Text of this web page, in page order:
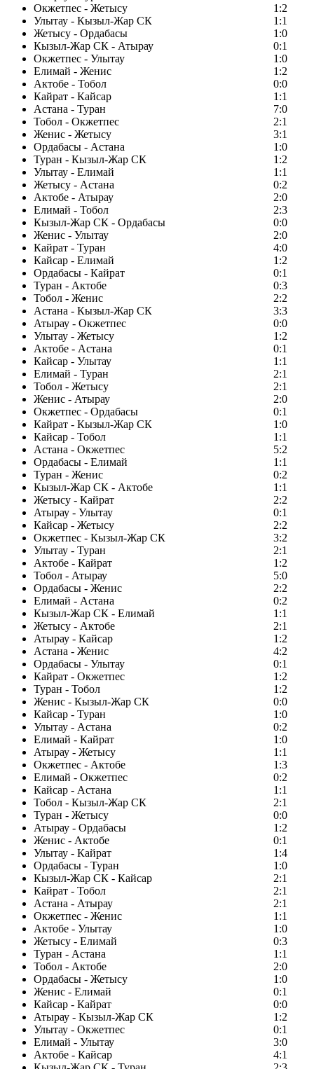
Окжетпес - Жетысу
1:2
Улытау - Кызыл-Жар СК
1:1
Жетысу - Ордабасы
1:0
Кызыл-Жар СК - Атырау
0:1
Окжетпес - Улытау
1:0
Елимай - Женис
1:2
Актобе - Тобол
0:0
Кайрат - Кайсар
1:1
Астана - Туран
7:0
Тобол - Окжетпес
2:1
Женис - Жетысу
3:1
Ордабасы - Астана
1:0
Туран - Кызыл-Жар СК
1:2
Улытау - Елимай
1:1
Жетысу - Астана
0:2
Актобе - Атырау
2:0
Елимай - Тобол
2:3
Кызыл-Жар СК - Ордабасы
0:0
Женис - Улытау
2:0
Кайрат - Туран
4:0
Кайсар - Елимай
1:2
Ордабасы - Кайрат
0:1
Туран - Актобе
0:3
Тобол - Женис
2:2
Астана - Кызыл-Жар СК
3:3
Атырау - Окжетпес
0:0
Улытау - Жетысу
1:2
Актобе - Астана
0:1
Кайсар - Улытау
1:1
Елимай - Туран
2:1
Тобол - Жетысу
2:1
Женис - Атырау
2:0
Окжетпес - Ордабасы
0:1
Кайрат - Кызыл-Жар СК
1:0
Кайсар - Тобол
1:1
Астана - Окжетпес
5:2
Ордабасы - Елимай
1:1
Туран - Женис
0:2
Кызыл-Жар СК - Актобе
1:1
Жетысу - Кайрат
2:2
Атырау - Улытау
0:1
Кайсар - Жетысу
2:2
Окжетпес - Кызыл-Жар СК
3:2
Улытау - Туран
2:1
Актобе - Кайрат
1:2
Тобол - Атырау
5:0
Ордабасы - Женис
2:2
Елимай - Астана
0:2
Кызыл-Жар СК - Елимай
1:1
Жетысу - Актобе
2:1
Атырау - Кайсар
1:2
Астана - Женис
4:2
Ордабасы - Улытау
0:1
Кайрат - Окжетпес
1:2
Туран - Тобол
1:2
Женис - Кызыл-Жар СК
0:0
Кайсар - Туран
1:0
Улытау - Астана
0:2
Елимай - Кайрат
1:0
Атырау - Жетысу
1:1
Окжетпес - Актобе
1:3
Елимай - Окжетпес
0:2
Кайсар - Астана
1:1
Тобол - Кызыл-Жар СК
2:1
Туран - Жетысу
0:0
Атырау - Ордабасы
1:2
Женис - Актобе
0:1
Улытау - Кайрат
1:4
Ордабасы - Туран
1:0
Кызыл-Жар СК - Кайсар
2:1
Кайрат - Тобол
2:1
Астана - Атырау
2:1
Окжетпес - Женис
1:1
Актобе - Улытау
1:0
Жетысу - Елимай
0:3
Туран - Астана
1:1
Тобол - Актобе
2:0
Ордабасы - Жетысу
1:0
Женис - Елимай
0:1
Кайсар - Кайрат
0:0
Атырау - Кызыл-Жар СК
1:2
Улытау - Окжетпес
0:1
Елимай - Улытау
3:0
Актобе - Кайсар
4:1